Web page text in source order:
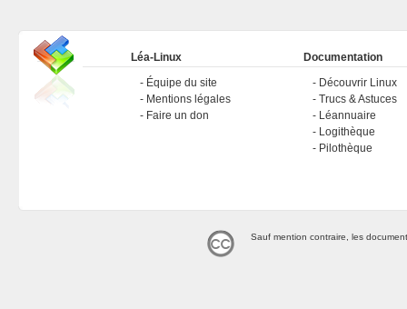
Léa-Linux
Équipe du site
Mentions légales
Faire un don
Documentation
Découvrir Linux
Trucs & Astuces
Léannuaire
Logithèque
Pilothèque
Sauf mention contraire, les